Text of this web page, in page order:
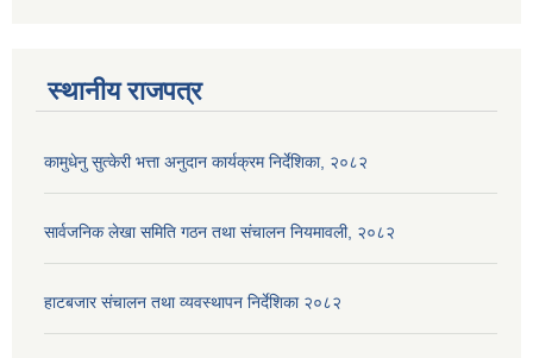
स्थानीय राजपत्र
कामुधेनु सुत्केरी भत्ता अनुदान कार्यक्रम निर्देशिका, २०८२
सार्वजनिक लेखा समिति गठन तथा संचालन नियमावली, २०८२
हाटबजार संचालन तथा व्यवस्थापन निर्देशिका २०८२